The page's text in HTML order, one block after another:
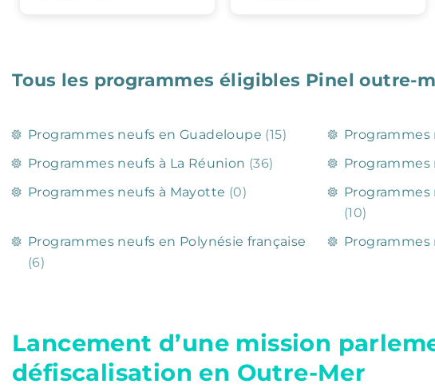
Tous les programmes éligibles Pinel outre-
Programmes neufs en Guadeloupe (15) Programmes
Programmes neufs à La Réunion (36)
Programmes neufs à Mayotte (0)
Programmes
(10)
Programmes neufs en Polynésie française
(6)
Programmes
Lancement d’une mission
défiscalisation en Outre-Mer